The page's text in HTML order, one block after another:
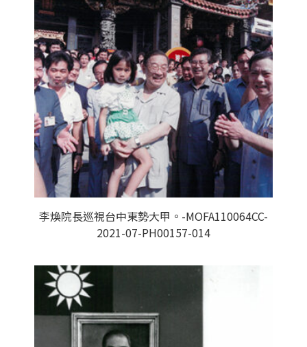
李煥院長巡視台中東勢大甲。-MOFA110064CC-
2021-07-PH00157-014